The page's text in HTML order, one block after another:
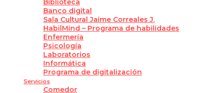
Biblioteca
Banco digital
Sala Cultural Jaime Correales J.
HabilMind – Programa de habilidades
Enfermería
Psicología
Laboratorios
Informática
Programa de digitalización
Servicios
Comedor